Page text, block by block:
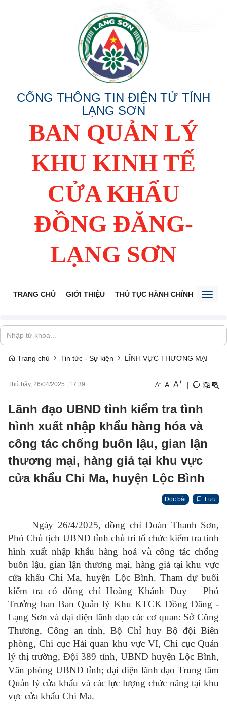
CỔNG THÔNG TIN ĐIỆN TỬ TỈNH
LẠNG SƠN
BAN QUẢN LÝ
KHU KINH TẾ
CỬA KHẨU
ĐỒNG ĐĂNG-
LẠNG SƠN
TRANG CHỦ GIỚI THIỆU THỦ TỤC HÀNH CHÍNH TIẾP
Trang chủ Tin tức - Sự kiện LĨNH VỰC THƯƠNG MẠI
Thứ bảy, 26/04/2025 17:39 A- A A+ |
Lãnh đạo UBND tỉnh kiểm tra tình
hình xuất nhập khẩu hàng hóa và
công tác chống buôn lậu, gian lận
thương mại, hàng giả tại khu vực
cửa khẩu Chi Ma, huyện Lộc Bình
Đọc bài Lưu
Ngày 26/4/2025, đồng chí Đoàn Thanh Sơn,
Phó Chủ tịch UBND tỉnh chủ trì tổ chức kiểm tra tình
hình xuất nhập khẩu hàng hoá và công tác chống
buôn lậu, gian lận thương mại, hàng giả tại khu vực
cửa khẩu Chi Ma, huyện Lộc Bình. Tham dự buổi
kiểm tra có đồng chí Hoàng Khánh Duy – Phó
Trưởng ban Ban Quản lý Khu KTCK Đồng Đăng -
Lạng Sơn và đại diện lãnh đạo các cơ quan: Sở Công
Thương, Công an tỉnh, Bộ Chỉ huy Bộ đội Biên
phòng, Chi cục Hải quan khu vực VI, Chi cục Quản
lý thị trường, Đội 389 tỉnh, UBND huyện Lộc Bình,
Văn phòng UBND tỉnh; đại diện lãnh đạo Trung tâm
Quản lý cửa khẩu và các lực lượng chức năng tại khu
vực cửa khẩu Chi Ma.